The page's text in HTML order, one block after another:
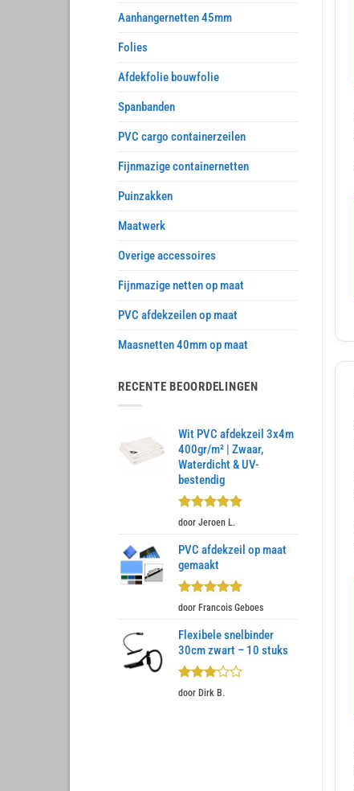
Aanhangernetten 45mm
Folies
Afdekfolie bouwfolie
Spanbanden
PVC cargo containerzeilen
Fijnmazige containernetten
Puinzakken
Maatwerk
Overige accessoires
Fijnmazige netten op maat
PVC afdekzeilen op maat
Maasnetten 40mm op maat
RECENTE BEOORDELINGEN
Wit PVC afdekzeil 3x4m
400gr/m² | Zwaar,
Waterdicht & UV-
bestendig
Gewaardeerd
door Jeroen L.
PVC afdekzeil op maat
gemaakt
Gewaardeerd
door Francois Geboes
Flexibele snelbinder
30cm zwart – 10 stuks
Gewaardeerd
door Dirk B.